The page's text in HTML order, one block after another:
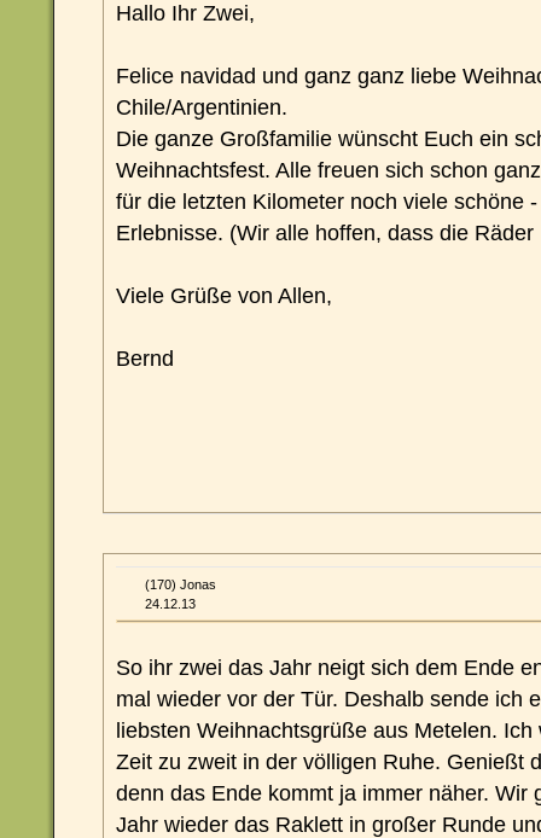
Hallo Ihr Zwei,
Felice navidad und ganz ganz liebe
Chile/Argentinien.
Die ganze Großfamilie wünscht Euch ein
Weihnachtsfest. Alle freuen sich schon
für die letzten Kilometer noch viele schöne
Erlebnisse. (Wir alle hoffen, dass die
Viele Grüße von Allen,
Bernd
(170) Jonas
24.12.13
So ihr zwei das Jahr neigt sich dem Ende
mal wieder vor der Tür. Deshalb sende ich
liebsten Weihnachtsgrüße aus Metelen.
Zeit zu zweit in der völligen Ruhe. Genießt
denn das Ende kommt ja immer näher. Wir
Jahr wieder das Raklett in großer Runde